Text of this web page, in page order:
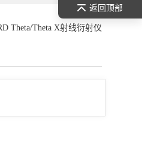
Theta/Theta X射线衍射仪
返回顶部